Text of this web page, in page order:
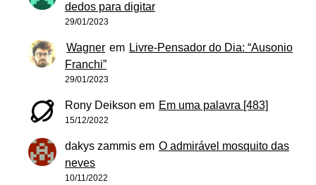
dedos para digitar
29/01/2023
Wagner em Livre-Pensador do Dia: “Ausonio
Franchi”
29/01/2023
Rony Deikson em Em uma palavra [483]
15/12/2022
dakys zammis em O admirável mosquito das
neves
10/11/2022